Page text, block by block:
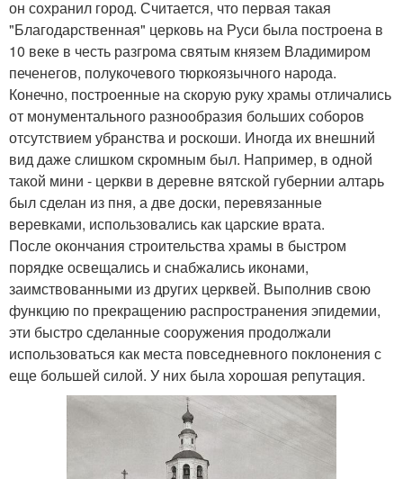
он сохранил город. Считается, что первая такая
"Благодарственная" церковь на Руси была построена в
10 веке в честь разгрома святым князем Владимиром
печенегов, полукочевого тюркоязычного народа.
Конечно, построенные на скорую руку храмы отличались
от монументального разнообразия больших соборов
отсутствием убранства и роскоши. Иногда их внешний
вид даже слишком скромным был. Например, в одной
такой мини - церкви в деревне вятской губернии алтарь
был сделан из пня, а две доски, перевязанные
веревками, использовались как царские врата.
После окончания строительства храмы в быстром
порядке освещались и снабжались иконами,
заимствованными из других церквей. Выполнив свою
функцию по прекращению распространения эпидемии,
эти быстро сделанные сооружения продолжали
использоваться как места повседневного поклонения с
еще большей силой. У них была хорошая репутация.